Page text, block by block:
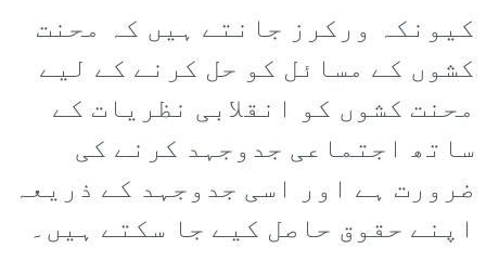
کیونکہ ورکرز جانتے ہیں کہ محنت
کشوں کے مسائل کو حل کرنے کے لیے
محنت کشوں کو انقلابی نظریات کے
ساتھ اجتماعی جدوجہد کرنے کی
ضرورت ہے اور اسی جدوجہد کے ذریعہ
اپنے حقوق حاصل کیے جا سکتے ہیں۔